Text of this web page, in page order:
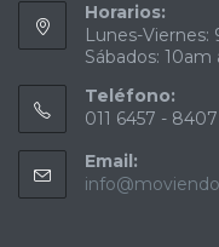
Horarios:
Lunes-Viernes:
Sábados: 10am
Teléfono:
011 6457 - 8407
Email: